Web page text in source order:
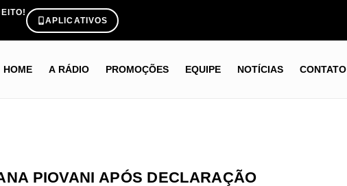
APLICATIVOS
HOME A RÁDIO PROMOÇÕES EQUIPE NOTÍCIAS CONTATO
PIOVANI APÓS DECLARAÇÃO